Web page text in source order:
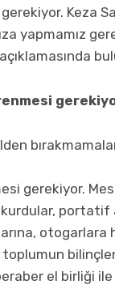
Keza
yapmamız
gerekiyor.
portatif
otogarlara
toplumun
el birliği